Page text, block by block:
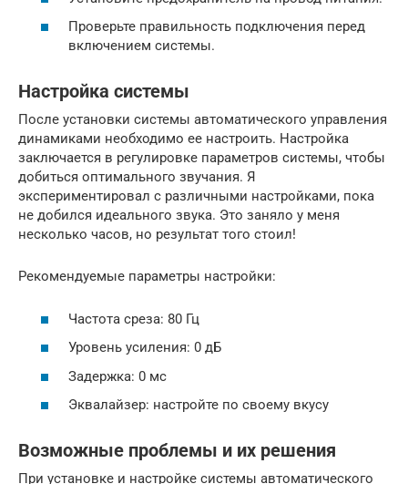
Проверьте правильность подключения перед
включением системы.
Настройка системы
После установки системы автоматического управления
динамиками необходимо ее настроить. Настройка
заключается в регулировке параметров системы, чтобы
добиться оптимального звучания. Я
экспериментировал с различными настройками, пока
не добился идеального звука. Это заняло у меня
несколько часов, но результат того стоил!
Рекомендуемые параметры настройки:
Частота среза: 80 Гц
Уровень усиления: 0 дБ
Задержка: 0 мс
Эквалайзер: настройте по своему вкусу
Возможные проблемы и их решения
При установке и настройке системы автоматического